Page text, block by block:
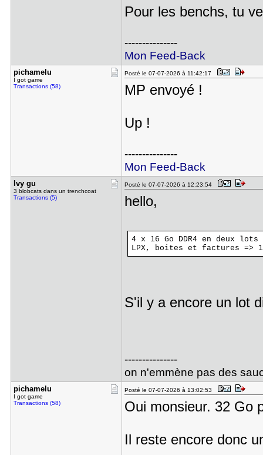
Pour les benchs, tu
---------------
Mon Feed-Back
pichamelu
I got game
Transactions (58)
Posté le 07-07-2026 à 11:42:17
MP envoyé !
Up !
---------------
Mon Feed-Back
Ivy gu
3 blobcats dans un trenchcoat
Transactions (5)
Posté le 07-07-2026 à 12:23:54
hello,
4 x 16 Go DDR4 en deux lots
LPX, boites et factures =>
S'il y a encore un lot
---------------
on n'emmène pas des
pichamelu
I got game
Transactions (58)
Posté le 07-07-2026 à 13:02:53
Oui monsieur. 32 Go
Il reste encore donc